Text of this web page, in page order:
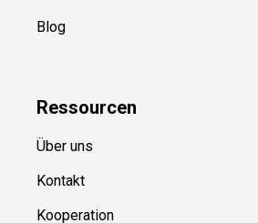
Blog
Ressourcen
Über uns
Kontakt
Kooperation